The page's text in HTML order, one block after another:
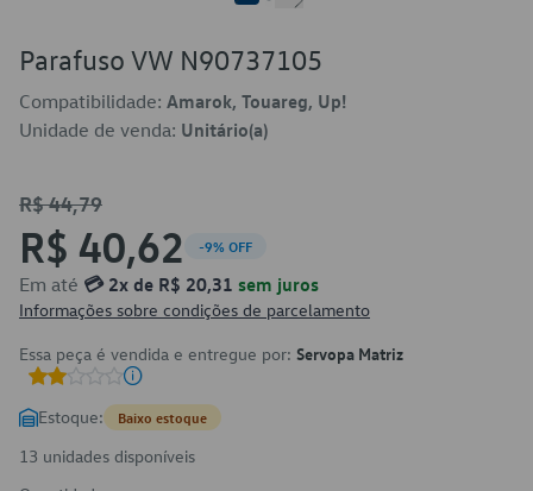
Parafuso VW N90737105
Compatibilidade: Amarok, Touareg, Up!
Unidade de venda: Unitário(a)
R$ 44,79
R$ 40,62 -9% OFF
Em até 💳 2x de R$ 20,31 sem juros
Informações sobre condições de parcelamento
Essa peça é vendida e entregue por: Servopa Matriz
Estoque: Baixo estoque
13 unidades disponíveis